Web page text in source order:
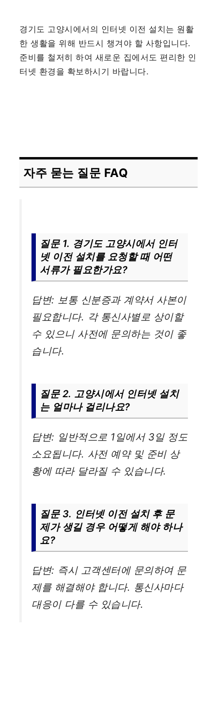
경기도 고양시에서의 인터넷 이전 설치는 원활
한 생활을 위해 반드시 챙겨야 할 사항입니다.
준비를 철저히 하여 새로운 집에서도 편리한 인
터넷 환경을 확보하시기 바랍니다.
자주 묻는 질문 FAQ
질문 1. 경기도 고양시에서 인터
넷 이전 설치를 요청할 때 어떤
서류가 필요한가요?
답변: 보통 신분증과 계약서 사본이
필요합니다. 각 통신사별로 상이할
수 있으니 사전에 문의하는 것이 좋
습니다.
질문 2. 고양시에서 인터넷 설치
는 얼마나 걸리나요?
답변: 일반적으로 1일에서 3일 정도
소요됩니다. 사전 예약 및 준비 상
황에 따라 달라질 수 있습니다.
질문 3. 인터넷 이전 설치 후 문
제가 생길 경우 어떻게 해야 하나
요?
답변: 즉시 고객센터에 문의하여 문
제를 해결해야 합니다. 통신사마다
대응이 다를 수 있습니다.